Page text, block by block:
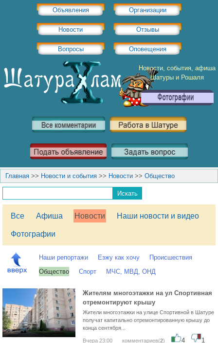
Объявления Организации
Новости Отзывы
Вопросы Оповещения
Новости, события, афиша
Шатуры и Рошаля
Главная >> Новости и события >> Новости >> Общество
Все Афиша Новости Наши новости и видео
Фотографии
Наши репортажи Езжу как хочу
Происшествия
Общество
Спорт МЧС, МВД, ОНД
Жителям многоэтажки на ул Спортивная
отремонтируют крышу
Жители многоэтажки на улице Спортивной в Шатуре
получат капитально отремонтированную крышу до
конца сентября...
Вчера 23:00 комментариев(2) 4 1